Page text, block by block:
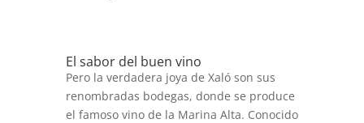
El sabor del buen vino
Pero la verdadera joya de Xaló son sus
renombradas bodegas, donde se produce
el famoso vino de la Marina Alta. Conocido